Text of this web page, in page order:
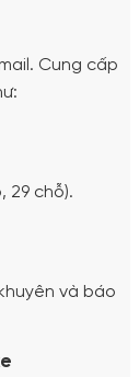
Cung cấp
29 chỗ).
và báo